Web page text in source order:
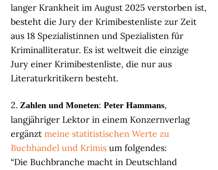
langer Krankheit im August 2025 verstorben ist,
besteht die Jury der Krimibestenliste zur Zeit
aus 18 Spezialistinnen und Spezialisten für
Kriminalliteratur. Es ist weltweit die einzige
Jury einer Krimibestenliste, die nur aus
Literaturkritikern besteht.
2.Zahlen und Moneten:Peter Hammans,
langjähriger Lektor in einem Konzernverlag
ergänztmeine statitistischen Werte zu
Buchhandel und Krimis um folgendes:
“Die Buchbranche macht in Deutschland